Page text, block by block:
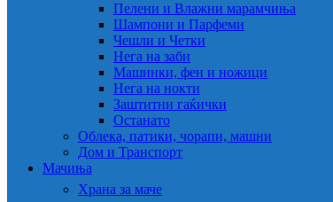
Пелени и Влажни марамчиња
Шампони и Парфеми
Чешли и Четки
Нега на заби
Машинки, фен и ножици
Нега на нокти
Заштитни гаќички
Останато
Облека, патики, чорапи, машни
Дом и Транспорт
Мачиња
Храна за маче